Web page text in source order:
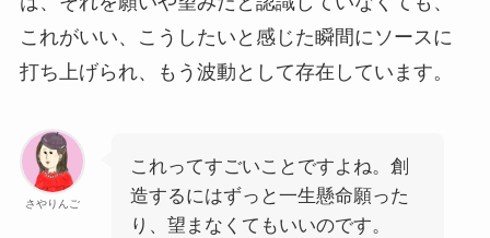
これがいい、こうしたいと感じた瞬間にソースに
打ち上げられ、もう波動として存在しています。
さやりんご
これってすごいことですよね。創
造するにはずっと一生懸命願った
り、望まなくてもいいのです。